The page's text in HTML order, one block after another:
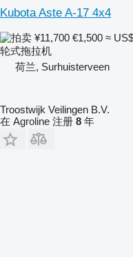
Kubota Aste A-17 4x4
¥11,700 €1,500 ≈
轮式拖拉机
荷兰, Surhuisterveen
Troostwijk Veilingen B.V.
在 Agroline 注册 8 年